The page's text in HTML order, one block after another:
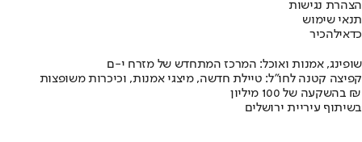
הצהרת נגישות
תנאי שימוש
כדאילהכיר
שופינג, אמנות ואוכל: המרכז המתחדש של מזרח י-ם
קפיצה קטנה לחו"ל: טיילת חדשה, מיצגי אמנות, וכיכרות משופצות
בהשקעה של 100 מיליון ₪
בשיתוף עיריית ירושלים